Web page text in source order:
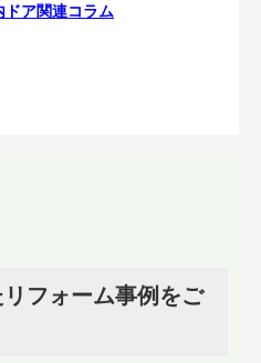
ドア関連コラム
フォーム事例をご